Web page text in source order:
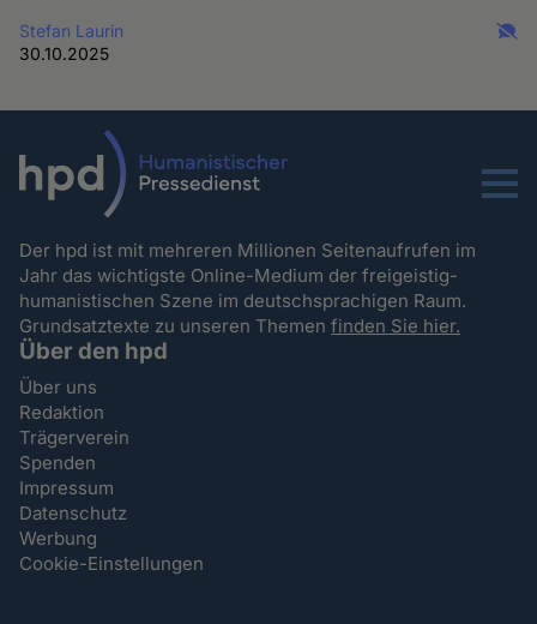
Stefan Laurin
30.10.2025
Menu
Der hpd ist mit mehreren Millionen Seitenaufrufen im
Jahr das wichtigste Online-Medium der freigeistig-
humanistischen Szene im deutschsprachigen Raum.
Grundsatztexte zu unseren Themenfinden Sie hier.
Über den hpd
Über uns
Redaktion
Trägerverein
Spenden
Impressum
Datenschutz
Werbung
Cookie-Einstellungen